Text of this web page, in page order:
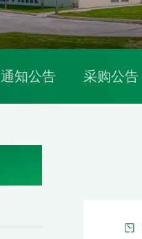
通知公告 采购公告